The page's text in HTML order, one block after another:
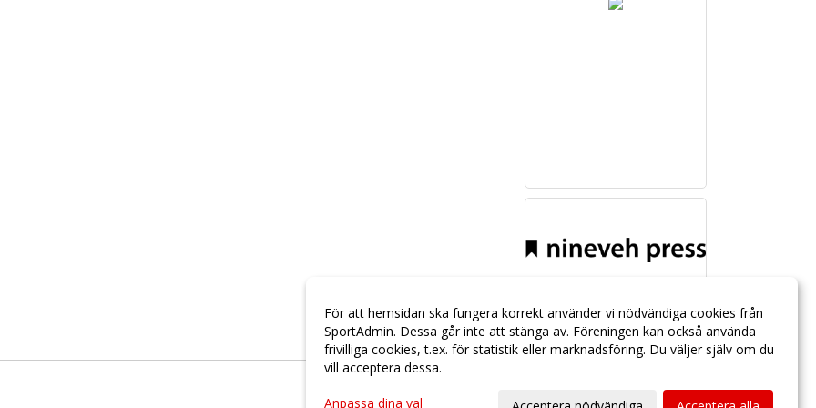
För att hemsidan ska fungera korrekt använder vi nödvändiga cookies från
SportAdmin. Dessa går inte att stänga av. Föreningen kan också använda
frivilliga cookies, t.ex. för statistik eller marknadsföring. Du väljer själv om du
vill acceptera dessa.
Anpassa dina val